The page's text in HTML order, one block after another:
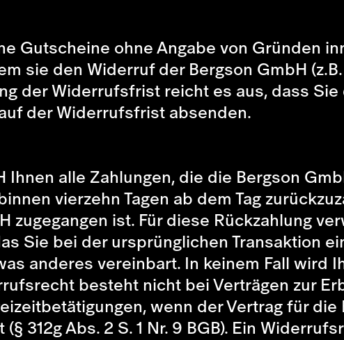
Gutscheine ohne Angabe von Gründen
sie den Widerruf der Bergson GmbH
der Widerrufsfrist reicht es aus, dass
der Widerrufsfrist absenden.
alle Zahlungen, die die Bergson
vierzehn Tagen ab dem Tag
zugegangen ist. Für diese Rückzahlung
Sie bei der ursprünglichen Transaktion
anderes vereinbart. In keinem Fall wird
besteht nicht bei Verträgen zur
wenn der Vertrag für die
312g Abs. 2 S. 1 Nr. 9 BGB). Ein